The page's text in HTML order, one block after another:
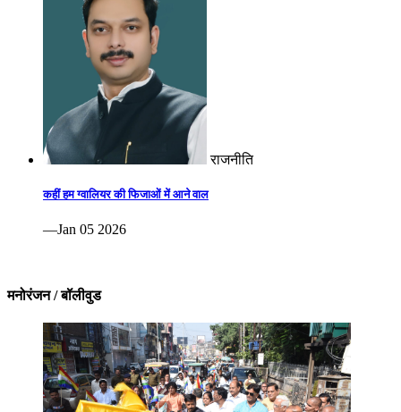
राजनीति
कहीं हम ग्वालियर की फिजाओं में आने वाल
—Jan 05 2026
मनोरंजन / बॉलीवुड